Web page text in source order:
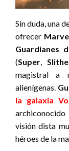
Sin duda, una
ofrecer
Guardianes
(Super
magistral a
alienígenas.
la galaxia
archiconocido
visión dista
héroes de la